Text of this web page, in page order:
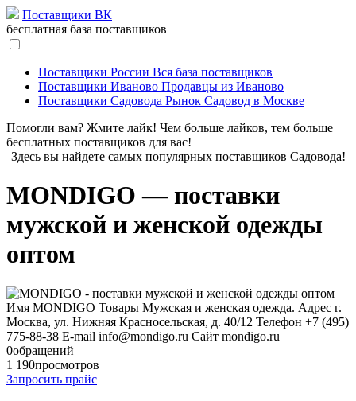
Поставщики ВК
бесплатная база поставщиков
Поставщики России Вся база поставщиков
Поставщики Иваново Продавцы из Иваново
Поставщики Садовода Рынок Садовод в Москве
Помогли вам? Жмите лайк! Чем больше лайков, тем больше
бесплатных поставщиков для вас!
Здесь вы найдете самых популярных поставщиков Садовода!
MONDIGO — поставки
мужской и женской одежды
оптом
Имя MONDIGO Товары Мужская и женская одежда. Адрес г.
Москва, ул. Нижняя Красносельская, д. 40/12 Телефон +7 (495)
775-88-38 E-mail info@mondigo.ru Сайт mondigo.ru
0обращений
1 190просмотров
Запросить прайс